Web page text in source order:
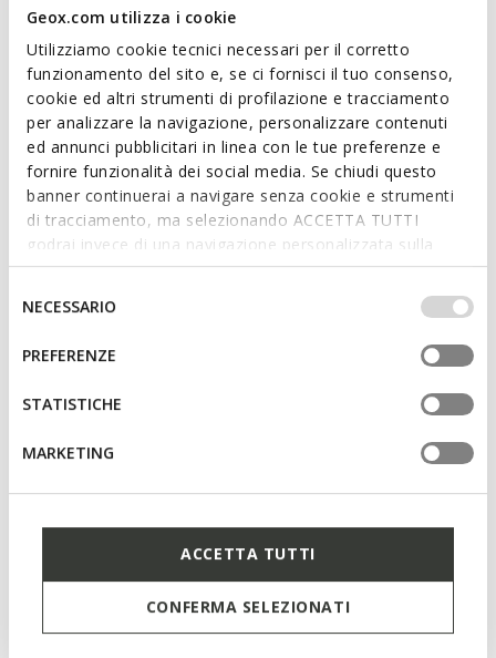
Geox.com utilizza i cookie
Utilizziamo cookie tecnici necessari per il corretto
funzionamento del sito e, se ci fornisci il tuo consenso,
cookie ed altri strumenti di profilazione e tracciamento
per analizzare la navigazione, personalizzare contenuti
ed annunci pubblicitari in linea con le tue preferenze e
fornire funzionalità dei social media. Se chiudi questo
banner continuerai a navigare senza cookie e strumenti
di tracciamento, ma selezionando ACCETTA TUTTI
godrai invece di una navigazione personalizzata sulla
base dei tuoi gusti ed interessi. Selezionando
IMPOSTAZIONI potrai anche scegliere quali cookies ed
altri strumenti di tracciamento autorizzare. Per maggiori
informazioni o per modificare in qualsiasi momento le
tue impostazioni, visita la nostra
del
consenso
NECESSARIO
PREFERENZE
STATISTICHE
MARKETING
ACCETTA TUTTI
CONFERMA SELEZIONATI
BLOMIEE DONNA
Sneakers basse
L413,31
Price reduced from
to
-1%
SPHERICA PLUS DONNA
Sneaker slip in
L408,85
Price reduced from
to
L359,40
-40%
L419,30Prezzo precedente -14%
Sneakers basse vintage
L629,00